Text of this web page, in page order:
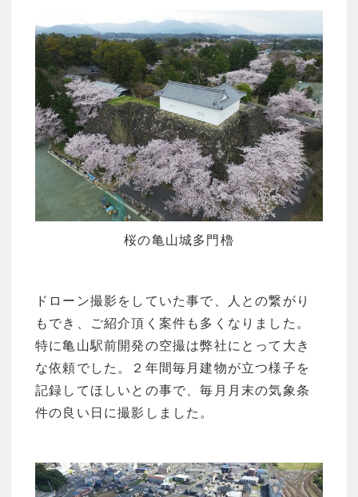
桜の亀山城多門櫓
ドローン撮影をしていた事で、人との繋がり
もでき、ご紹介頂く案件も多くなりました。
特に亀山駅前開発の空撮は弊社にとって大き
な依頼でした。２年間毎月建物が立つ様子を
記録してほしいとの事で、毎月月末の気象条
件の良い日に撮影しました。